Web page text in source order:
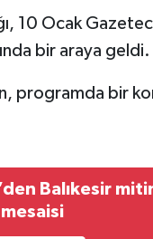
10 Ocak
bir araya geldi.
programda bir
Balıkesir